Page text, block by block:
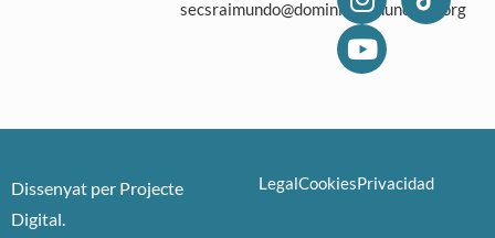
secsraimundo@dominicasanunciata.org
Dissenyat per Projecte
Digital.
LegalCookiesPrivacidad